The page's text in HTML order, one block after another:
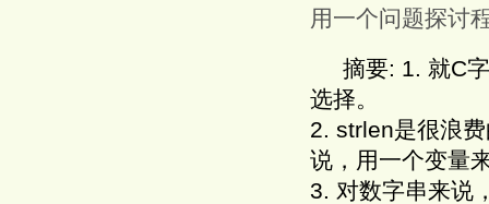
用一个问题探讨
摘要: 1. 就C字
选择。
2. strlen是很浪
说，用一个变量
3. 对数字串来说